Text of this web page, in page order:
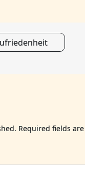
Required fields